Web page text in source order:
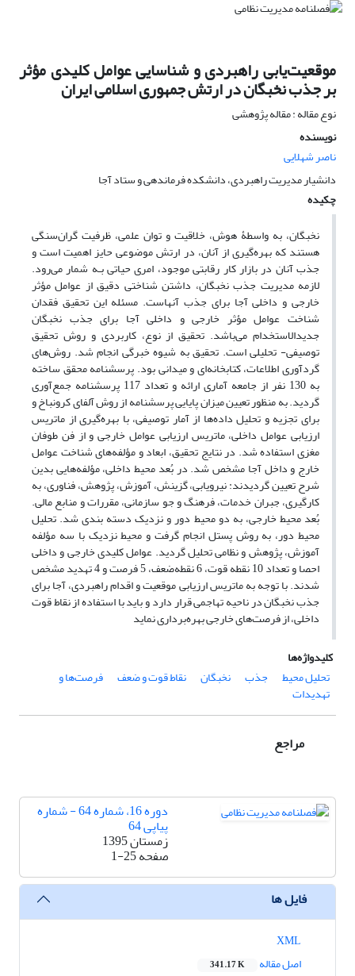
موقعیت‌یابی راهبردی و شناسایی عوامل کلیدی مؤثر
بر جذب نخبگان در ارتش جمهوری اسلامی ایران
نوع مقاله : مقاله پژوهشی
نویسنده
ناصر شهلایی
دانشیار مدیریت راهبردی، دانشکده فرماندهی و ستاد آجا
چکیده
نخبگان، به‌ واسطۀ هوش، خلاقیت و توان علمی، ظرفیت گران‌سنگی
هستند که بهره‌گیری از آنان، در ارتش موضوعی حایز اهمیت است و
جذب آنان در بازار کار رقابتی موجود، امری حیاتی بـه شمار می‌رود.
لازمه مدیریت جذب نخبگان، داشتن شناختی دقیق از عوامل مؤثر
خارجی و داخلی آجا برای جذب آنهاست. مسئله این تحقیق فقدان
شناخت عوامل مؤثر خارجی و داخلی آجا برای جذب نخبگان
جدیدالاستخدام می‌باشد. تحقیق از نوع، کاربردی و روش تحقیق
توصیفی- تحلیلی است. تحقیق به شیوه خبرگی انجام شد. روش‌های
گردآوری اطلاعات، کتابخانه‌ای و میدانی بود. پرسشنامه محقق ساخته
به 130 نفر از جامعه آماری ارائه و تعداد 117 پرسشنامه جمع‌آوری
گردید. به ‌منظور تعیین میزان پایایی پرسشنامه از روش آلفای کرونباخ و
برای تجزیه و تحلیل داده‌ها از آمار توصیفی، با بهره‌گیری از ماتریس
ارزیابی عوامل داخلی، ماتریس ارزیابی عوامل خارجی و از فن طوفان
مغزی استفاده شد. در نتایج تحقیق، ابعاد و مؤلفه‌های شناخت عوامل
خارج و داخل آجا مشخص شد. در بُعد محیط داخلی، مؤلفه‌هایی بدین
شرح تعیین گردیدند: نیرویابی، گزینش، آموزش، پژوهش، فناوری، به
‌کارگیری، جبران خدمات، فرهنگ و جو سازمانی، مقررات و منابع مالی.
بُعد محیط خارجی، به دو محیط دور و نزدیک دسته بندی شد. تحلیل
محیط دور، به روش پستل انجام گرفت و محیط نزدیک با سه مؤلفه
آموزش، پژوهش و نظامی تحلیل گردید. عوامل کلیدی خارجی و داخلی
احصا و تعداد 10 نقطه قوت، 6 نقطه‌ضعف، 5 فرصت و 4 تهدید مشخص
شدند. با توجه به ماتریس ارزیابی موقعیت و اقدام راهبردی، آجا برای
جذب نخبگان در ناحیه تهاجمی قرار دارد و باید با استفاده از نقاط قوت
داخلی، از فرصت‌های خارجی بهره‌برداری نماید
کلیدواژه‌ها
تحلیل محیط
جذب نخبگان نقاط قوت و ضعف فرصت‌ها و
تهدیدات
مراجع
دوره 16، شماره 64 - شماره
پیاپی 64
زمستان 1395
صفحه1-25
فایل ها
اصل مقاله
341.17 K